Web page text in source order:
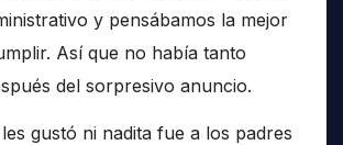
y pensábamos la mejor
Así que no había tanto
del sorpresivo anuncio.
gustó ni nadita fue a los padres